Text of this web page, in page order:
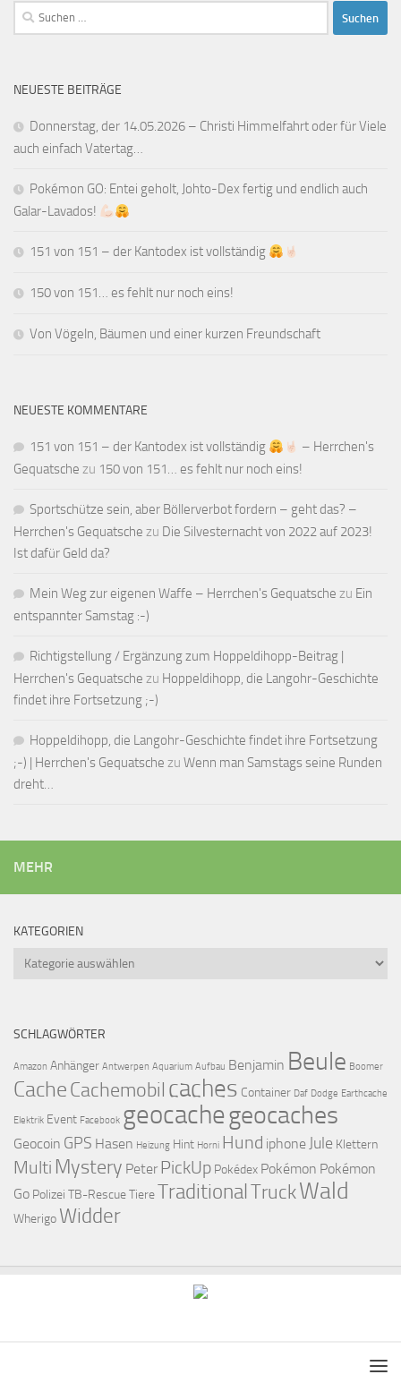
Suchen
nach:
NEUESTE BEITRÄGE
Donnerstag, der 14.05.2026 – Christi Himmelfahrt oder für Viele
auch einfach Vatertag…
Pokémon GO: Entei geholt, Johto-Dex fertig und endlich auch
Galar-Lavados!
151 von 151 – der Kantodex ist vollständig
150 von 151… es fehlt nur noch eins!
Von Vögeln, Bäumen und einer kurzen Freundschaft
NEUESTE KOMMENTARE
151 von 151 – der Kantodex ist vollständig
– Herrchen's
Gequatsche zu 150 von 151… es fehlt nur noch eins!
Sportschütze sein, aber Böllerverbot fordern – geht das? –
Herrchen's Gequatsche zu Die Silvesternacht von 2022 auf 2023!
Ist dafür Geld da?
Mein Weg zur eigenen Waffe – Herrchen's Gequatsche zu Ein
entspannter Samstag :-)
Richtigstellung / Ergänzung zum Hoppeldihopp-Beitrag |
Herrchen's Gequatsche zu Hoppeldihopp, die Langohr-Geschichte
findet ihre Fortsetzung ;-)
Hoppeldihopp, die Langohr-Geschichte findet ihre Fortsetzung
;-) | Herrchen's Gequatsche zu Wenn man Samstags seine Runden
dreht…
MEHR
KATEGORIEN
Kategorien
SCHLAGWÖRTER
Amazon Anhänger Antwerpen Aquarium Aufbau Benjamin Beule Boomer
CacheCachemobil caches Container Daf Dodge Earthcache
Elektrik Event Facebook geocachegeocaches
Geocoin GPS Hasen Heizung Hint Horni Hund iphone Jule Klettern
Multi Mystery Peter PickUp Pokédex Pokémon Pokémon
Go Polizei TB-RescueTiereTraditional TruckWald
Wherigo Widder